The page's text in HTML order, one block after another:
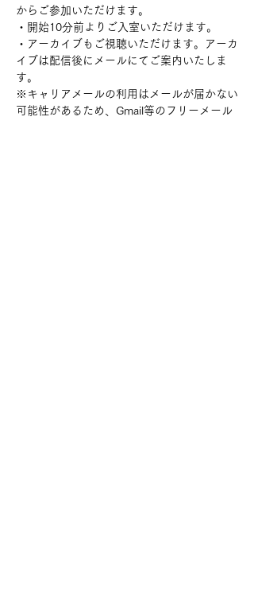
からご参加いただけます。
・開始10分前よりご入室いただけます。
・アーカイブもご視聴いただけます。アーカ
イブは配信後にメールにてご案内いたしま
す。
※キャリアメールの利用はメールが届かない
可能性があるため、Gmail等のフリーメール